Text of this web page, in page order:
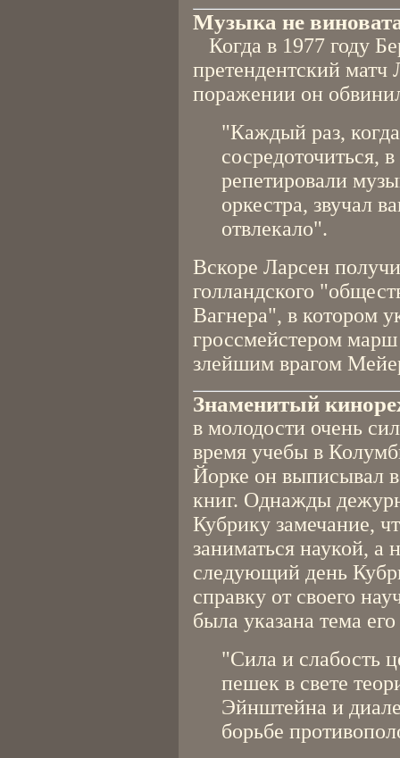
Музыка не
Когда в 1977 году
претендентский
поражении он
"Каждый раз,
сосредоточиться,
репетировали
оркестра, звучал
отвлекало".
Вскоре Ларсен
голландского
Вагнера", в котором
гроссмейстером
злейшим врагом
Знаменитый
в молодости очень
время учебы в
Йорке он выписывал
книг. Однажды
Кубрику замечание,
заниматься наукой, а
следующий день
справку от своего
была указана тема
"Сила и слабость
пешек в свете
Эйнштейна и
борьбе